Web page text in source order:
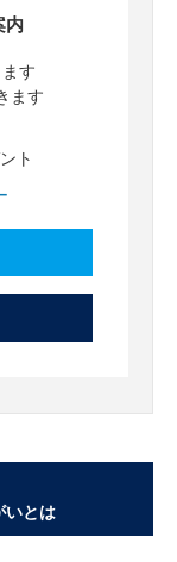
内
す
ます
ト
いとは